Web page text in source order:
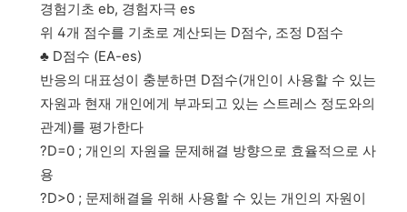
경험기초 eb, 경험자극 es
위 4개 점수를 기초로 계산되는 D점수, 조정 D점수
♣ D점수 (EA-es)
반응의 대표성이 충분하면 D점수(개인이 사용할 수 있는
자원과 현재 개인에게 부과되고 있는 스트레스 정도와의
관계)를 평가한다
?D=0 ; 개인의 자원을 문제해결 방향으로 효율적으로 사
용
?D>0 ; 문제해결을 위해 사용할 수 있는 개인의 자원이